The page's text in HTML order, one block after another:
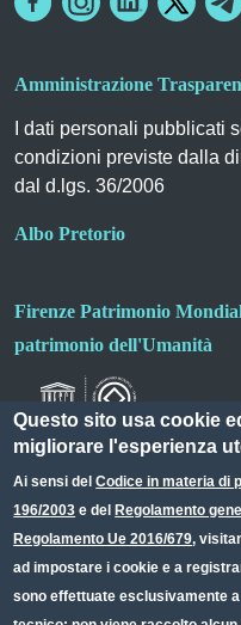
Amministrazione
I dati personali pubblicati
condizioni previste dalla
dal d.lgs. 36/2006
Albo Pretorio
Firenze Patrimonio
patrimonio dell'Umanità
Small prints
Useful links
Redazione web
Privacy
Questo sito usa cookie
migliorare l'esperienza
Ai sensi delCodice in materia di
196/2003 e del Regolamento
Regolamento Ue 2016/679,
ad impostare i cookie e a
sono effettuate esclusivamente